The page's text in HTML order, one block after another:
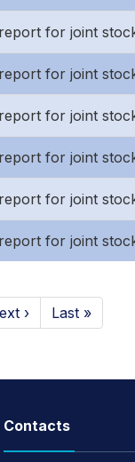
for joint
for joint
for joint
for joint
for joint
for joint
› Last »
Contacts